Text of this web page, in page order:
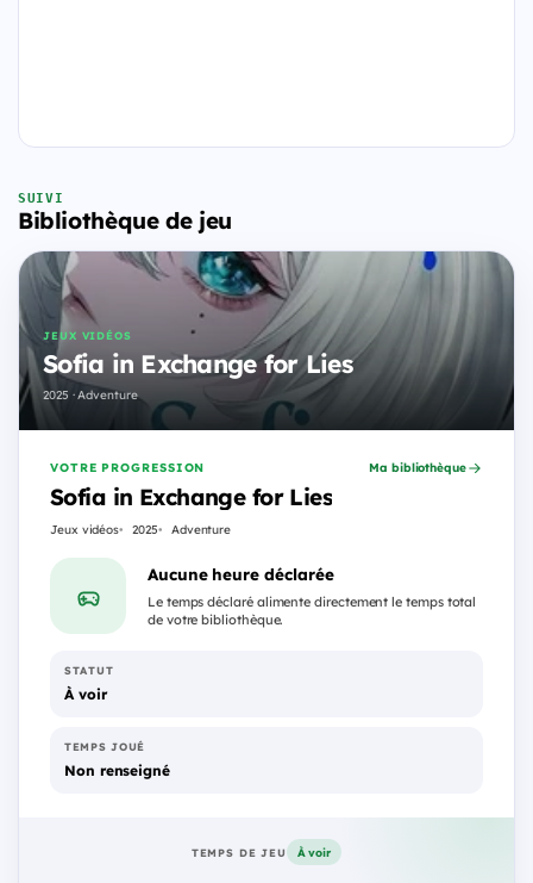
SUIVI
Bibliothèque de jeu
JEUX VIDÉOS
Sofia in Exchange for Lies
2025 · Adventure
VOTRE PROGRESSION
Sofia in Exchange for Lies
Jeux vidéos 2025 Adventure
Ma bibliothèque
Aucune heure déclarée
Le temps déclaré alimente directement le temps total
de votre bibliothèque.
STATUT
À voir
TEMPS JOUÉ
Non renseigné
TEMPS DE JEU À voir